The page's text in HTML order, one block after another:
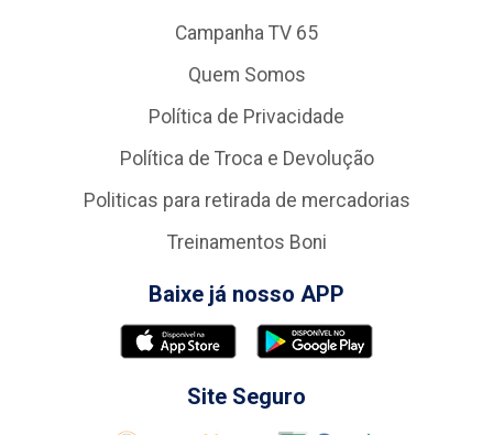
Campanha TV 65
Quem Somos
Política de Privacidade
Política de Troca e Devolução
Politicas para retirada de mercadorias
Treinamentos Boni
Baixe já nosso APP
Site Seguro